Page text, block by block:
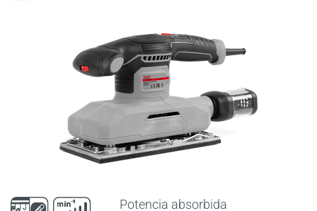
Potencia absorbida